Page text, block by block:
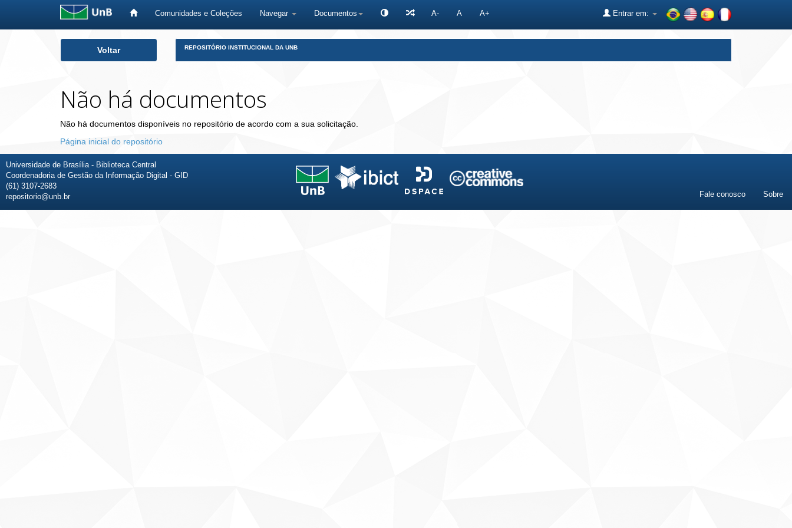
Comunidades e Coleções Navegar Documentos A- A A+ Entrar em:
Voltar REPOSITÓRIO INSTITUCIONAL DA UNB
Não há documentos
Não há documentos disponíveis no repositório de acordo com a sua solicitação.
Página inicial do repositório
Universidade de Brasília - Biblioteca Central
Coordenadoria de Gestão da Informação Digital - GID
(61) 3107-2683
repositorio@unb.br
Fale conosco Sobre